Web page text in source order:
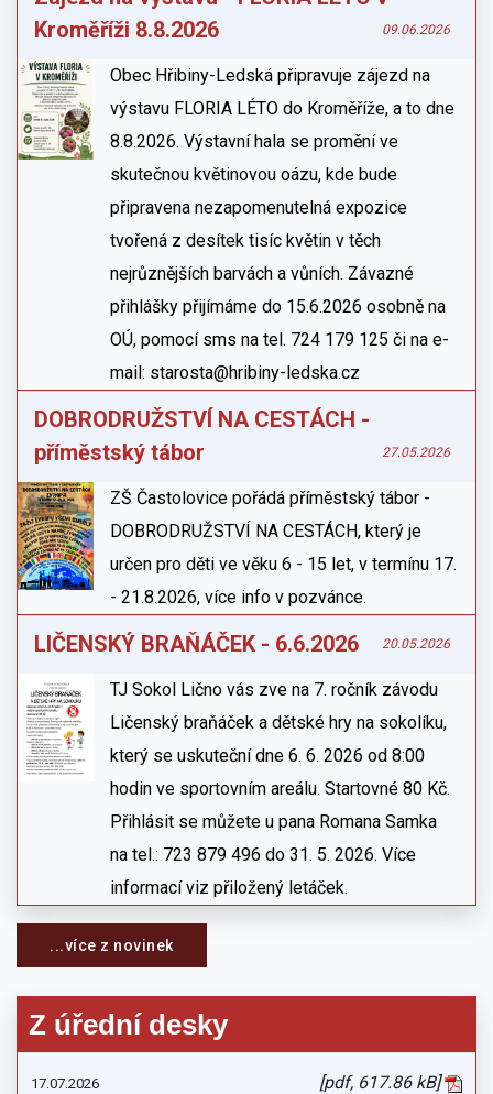
Kroměříži 8.8.2026
09.06.2026
Obec Hřibiny-Ledská připravuje zájezd na
výstavu FLORIA LÉTO do Kroměříže, a to dne
8.8.2026. Výstavní hala se promění ve
skutečnou květinovou oázu, kde bude
připravena nezapomenutelná expozice
tvořená z desítek tisíc květin v těch
nejrůznějších barvách a vůních. Závazné
přihlášky přijímáme do 15.6.2026 osobně na
OÚ, pomocí sms na tel. 724 179 125 či na e-
mail: starosta@hribiny-ledska.cz
DOBRODRUŽSTVÍ NA CESTÁCH -
příměstský tábor
27.05.2026
ZŠ Častolovice pořádá příměstský tábor -
DOBRODRUŽSTVÍ NA CESTÁCH, který je
určen pro děti ve věku 6 - 15 let, v termínu 17.
- 21.8.2026, více info v pozvánce.
LIČENSKÝ BRAŇÁČEK - 6.6.2026 20.05.2026
TJ Sokol Lično vás zve na 7. ročník závodu
Ličenský braňáček a dětské hry na sokolíku,
který se uskuteční dne 6. 6. 2026 od 8:00
hodin ve sportovním areálu. Startovné 80 Kč.
Přihlásit se můžete u pana Romana Samka
na tel.: 723 879 496 do 31. 5. 2026. Více
informací viz přiložený letáček.
...více z novinek
Z úřední desky
17.07.2026
[pdf, 617.86 kB]